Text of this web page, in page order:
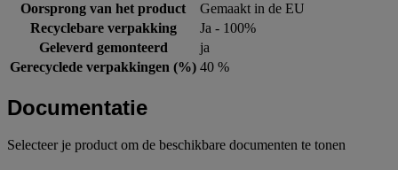
Oorsprong van het product
Gemaakt in de EU
Recyclebare verpakking
Ja - 100%
Geleverd gemonteerd
ja
Gerecyclede verpakkingen (%) 40 %
Documentatie
Selecteer je product om de beschikbare documenten te tonen